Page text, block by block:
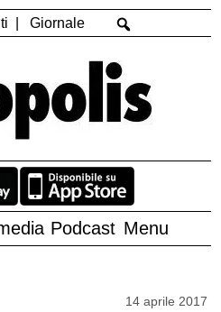
Giornale
Podcast Menu
14 aprile 2017